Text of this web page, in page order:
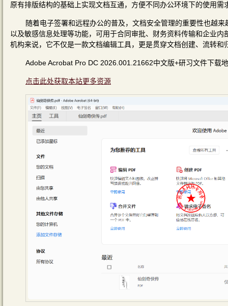
原有排版结构的基础上实现文档互通，方便不同办公环境下的使用需
随着电子签署和远程办公的普及，文档安全管理的重要性也越
以及敏感信息处理等功能，可用于合同审批、财务资料传输和企业
机构来说，它不仅是一款文档编辑工具，更是贯穿文档创建、流转和
Adobe Acrobat Pro DC 2026.001.21662中文版+研习文件下载
点击此处获取本站更多资源